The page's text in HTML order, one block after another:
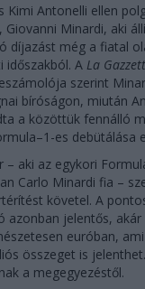
Kimi Antonelli ellen
Giovanni Minardi, aki
díjazást még a fiatal
időszakból. A La
szerint
bíróságon, miután
a közöttük fennálló
es debütálása
– aki az egykori
Carlo Minardi fia –
követel. A
azonban jelentős,
euróban,
összeget is
a megegyezéstől.